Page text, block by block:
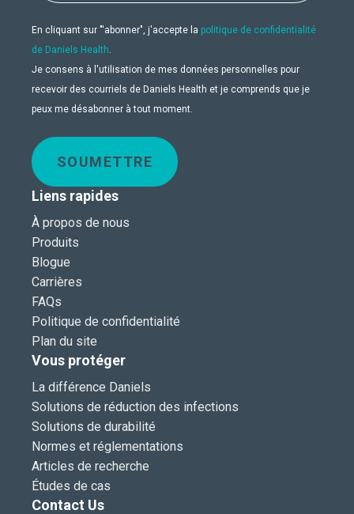
En cliquant sur "'abonner", j'accepte la politique de confidentialité
de Daniels Health.
Je consens à l'utilisation de mes données personnelles pour
recevoir des courriels de Daniels Health et je comprends que je
peux me désabonner à tout moment.
SOUMETTRE
Liens rapides
À propos de nous
Produits
Blogue
Carrières
FAQs
Politique de confidentialité
Plan du site
Vous protéger
La différence Daniels
Solutions de réduction des infections
Solutions de durabilité
Normes et réglementations
Articles de recherche
Études de cas
Contact Us